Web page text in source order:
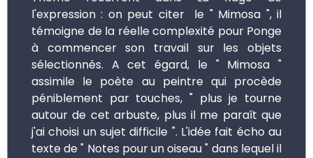
l'expression : on peut citer le " Mimosa ", il
témoigne de la réelle complexité pour Ponge
à commencer son travail sur les objets
sélectionnés. A cet égard, le " Mimosa "
assimile le poète au peintre qui procède
péniblement par touches, " plus je tourne
autour de cet arbuste, plus il me paraît que
j'ai choisi un sujet difficile ". L'idée fait écho au
texte de " Notes pour un oiseau " dans lequel il